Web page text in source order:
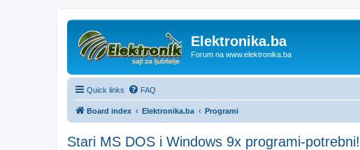
Elektronika.ba
Forum na www.elektronika.ba
Quick links FAQ
Board index Elektronika.ba Programi
Stari MS DOS i Windows 9x programi-potrebni!